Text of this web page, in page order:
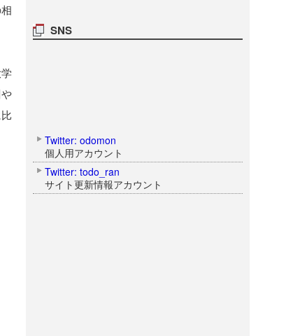
SNS
Twitter: odomon
個人用アカウント
Twitter: todo_ran
サイト更新情報アカウント